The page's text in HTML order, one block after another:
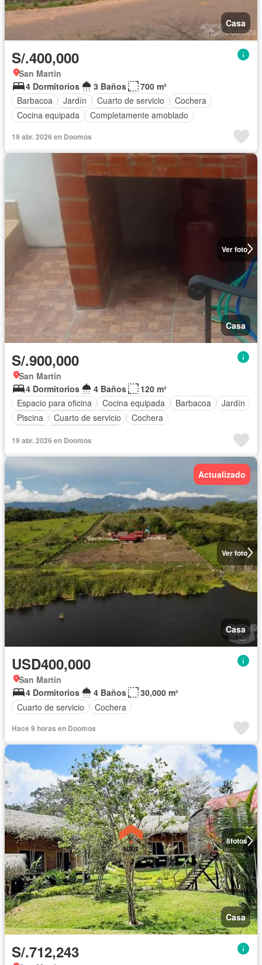
Casa
S/.400,000
San Martin
4 Dormitorios
3 Baños
700 m²
Barbacoa
Jardín Cuarto de servicio
Cochera
Cocina equipada
Completamente amoblado
19 abr. 2026 en Doomos
Ver foto
Casa
S/.900,000
San Martin
4 Dormitorios
4 Baños
120 m²
Espacio para oficina
Cocina equipada Barbacoa
Jardín
Piscina
Cuarto de servicio
Cochera
19 abr. 2026 en Doomos
Ver foto
Actualizado
Casa
USD400,000
San Martin
4 Dormitorios
4 Baños
30,000 m²
Cuarto de servicio
Cochera
Hace 9 horas en Doomos
8fotos
Casa
S/.712,243